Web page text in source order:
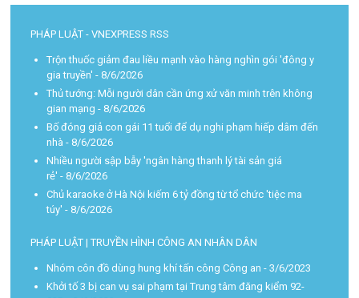
PHÁP LUẬT - VNEXPRESS RSS
Trộn thuốc giảm đau liều mạnh vào hàng nghìn gói 'đông y
gia truyền' - 8/6/2026
Thủ tướng: Mỗi người dân cần ứng xử văn minh trên không
gian mạng - 8/6/2026
Bố đóng giả con gái 11 tuổi để dụ nghi phạm hiếp dâm đến
nhà - 8/6/2026
Nhiều người sập bẫy 'ngân hàng thanh lý tài sản giá
rẻ' - 8/6/2026
Chủ karaoke ở Hà Nội kiếm 6 tỷ đồng từ tổ chức 'tiệc ma
túy' - 8/6/2026
PHÁP LUẬT | TRUYỀN HÌNH CÔNG AN NHÂN DÂN
Nhóm côn đồ dùng hung khí tấn công Công an - 3/6/2023
Khởi tố 3 bị can vụ sai phạm tại Trung tâm đăng kiểm 92-